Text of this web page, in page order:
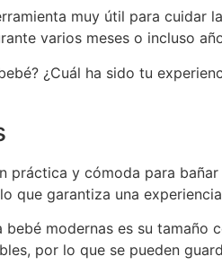
muy útil para cuidar
varios meses o incluso
¿Cuál ha sido tu
práctica y cómoda para
que garantiza una
modernas es su
por lo que se pueden